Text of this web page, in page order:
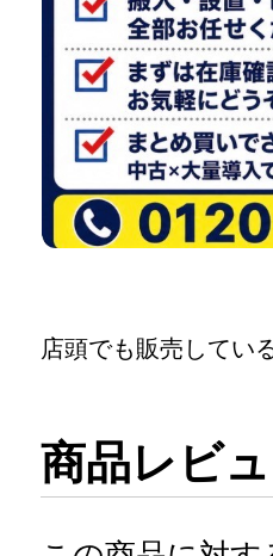
店頭でも販売してい
商品レビ